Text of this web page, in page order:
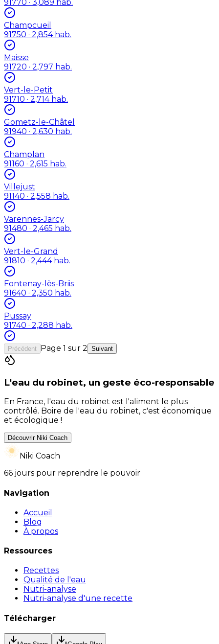
91770 · 3,089 hab.
Champcueil
91750 · 2,854 hab.
Maisse
91720 · 2,797 hab.
Vert-le-Petit
91710 · 2,714 hab.
Gometz-le-Châtel
91940 · 2,630 hab.
Champlan
91160 · 2,615 hab.
Villejust
91140 · 2,558 hab.
Varennes-Jarcy
91480 · 2,465 hab.
Vert-le-Grand
91810 · 2,444 hab.
Fontenay-lès-Briis
91640 · 2,350 hab.
Pussay
91740 · 2,288 hab.
Précédent Page 1 sur 2 Suivant
L'eau du robinet, un geste éco-responsable
En France, l'eau du robinet est l'aliment le plus
contrôlé. Boire de l'eau du robinet, c'est économique
et écologique !
Découvrir Niki Coach
Niki Coach
66 jours pour reprendre le pouvoir
Navigation
Accueil
Blog
À propos
Ressources
Recettes
Qualité de l'eau
Nutri-analyse
Nutri-analyse d'une recette
Télécharger